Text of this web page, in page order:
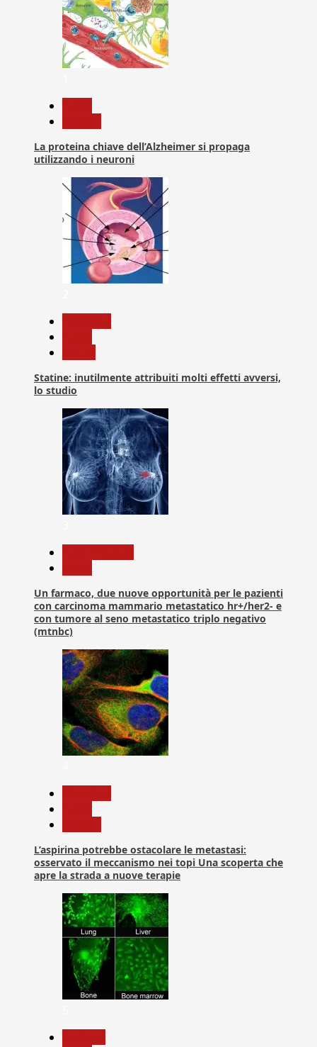
La proteina chiave dell’Alzheimer si propaga
utilizzando i neuroni
Statine: inutilmente attribuiti molti effetti avversi,
lo studio
Un farmaco, due nuove opportunità per le pazienti
con carcinoma mammario metastatico hr+/her2- e
con tumore al seno metastatico triplo negativo
(mtnbc)
L’aspirina potrebbe ostacolare le metastasi:
osservato il meccanismo nei topi Una scoperta che
apre la strada a nuove terapie